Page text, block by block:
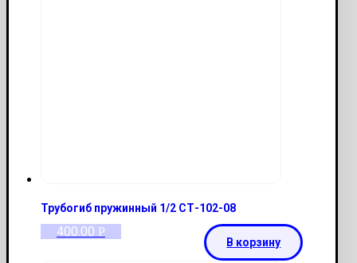
Трубогиб пружинный 1/2 СТ-102-08
400.00 Р
В корзину